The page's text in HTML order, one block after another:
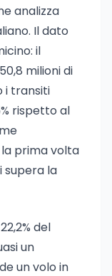
analizza
Il dato
il
milioni di
i transiti
rispetto al
la prima volta
supera la
del
un
un volo in